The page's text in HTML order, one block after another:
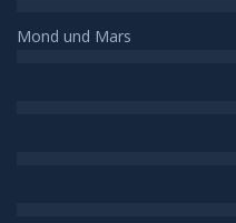
Mond und Mars